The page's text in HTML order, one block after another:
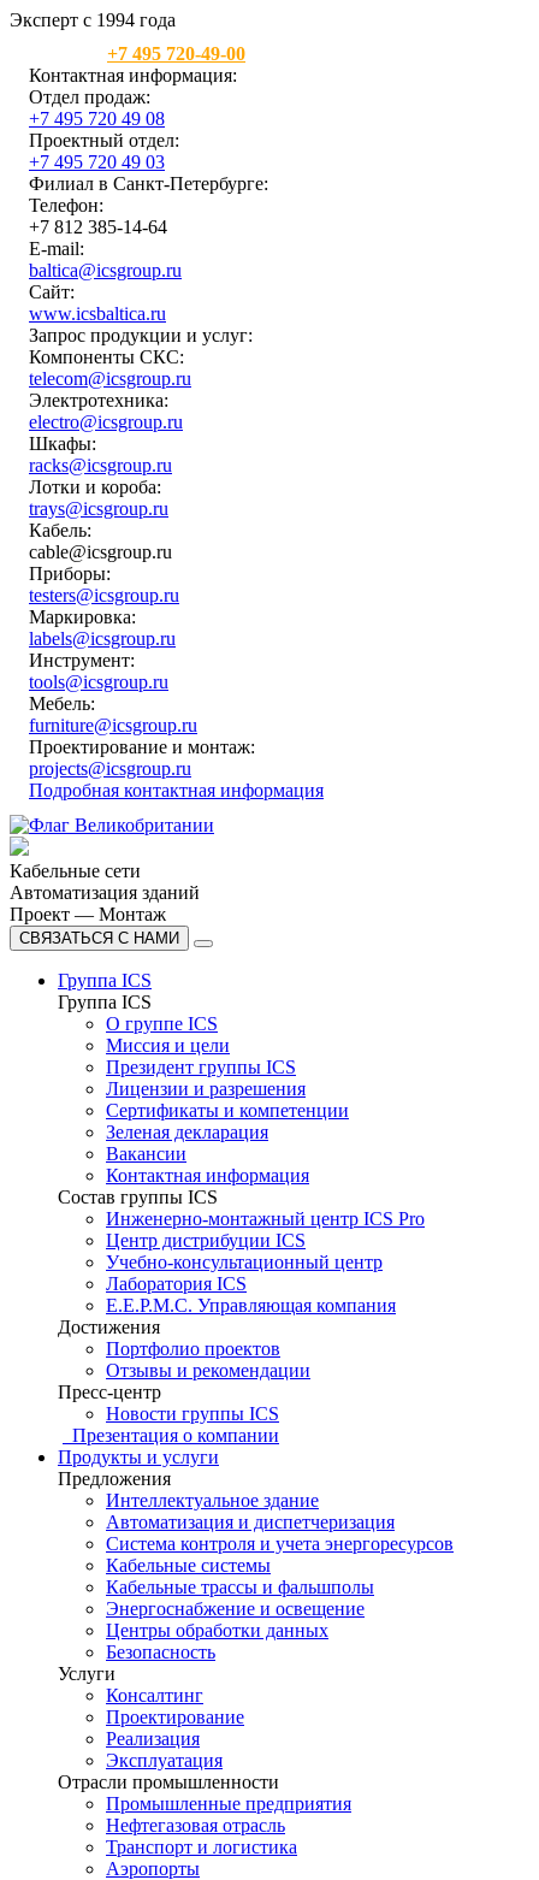
Эксперт с 1994 года
+7 495 720-49-00
Контактная информация:
Отдел продаж:
+7 495 720 49 08
Проектный отдел:
+7 495 720 49 03
Филиал в Санкт-Петербурге:
Телефон:
+7 812 385-14-64
E-mail:
baltica@icsgroup.ru
Сайт:
www.icsbaltica.ru
Запрос продукции и услуг:
Компоненты СКС:
telecom@icsgroup.ru
Электротехника:
electro@icsgroup.ru
Шкафы:
racks@icsgroup.ru
Лотки и короба:
trays@icsgroup.ru
Кабель:
cable@icsgroup.ru
Приборы:
testers@icsgroup.ru
Маркировка:
labels@icsgroup.ru
Инструмент:
tools@icsgroup.ru
Мебель:
furniture@icsgroup.ru
Проектирование и монтаж:
projects@icsgroup.ru
Подробная контактная информация
Кабельные сети
Автоматизация зданий
Проект — Монтаж
СВЯЗАТЬСЯ С НАМИ
Группа ICS
Группа ICS
О группе ICS
Миссия и цели
Президент группы ICS
Лицензии и разрешения
Сертификаты и компетенции
Зеленая декларация
Вакансии
Контактная информация
Состав группы ICS
Инженерно-монтажный центр ICS Pro
Центр дистрибуции ICS
Учебно-консультационный центр
Лаборатория ICS
E.E.P.M.C. Управляющая компания
Достижения
Портфолио проектов
Отзывы и рекомендации
Пресс-центр
Новости группы ICS
Презентация о компании
Продукты и услуги
Предложения
Интеллектуальное здание
Автоматизация и диспетчеризация
Система контроля и учета энергоресурсов
Кабельные системы
Кабельные трассы и фальшполы
Энергоснабжение и освещение
Центры обработки данных
Безопасность
Услуги
Консалтинг
Проектирование
Реализация
Эксплуатация
Отрасли промышленности
Промышленные предприятия
Нефтегазовая отрасль
Транспорт и логистика
Аэропорты